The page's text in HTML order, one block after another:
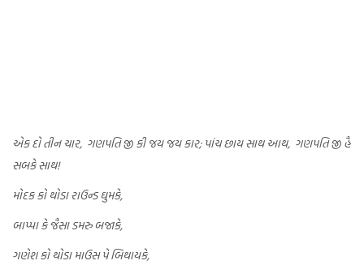
એક દો તીન ચાર, ગણપતિ જી કી જય જય કાર;પાંચ છાય સાથ આથ, ગણપતિ જી હૈ
સબકે સાથ!
મોદક કો થોડા રાઉન્ડ ઘુમકે,
બાપ્પા કે જૈસા ડમરુ બજાકે,
ગણેશ કો થોડા માઉસ પે બિથાયકે,